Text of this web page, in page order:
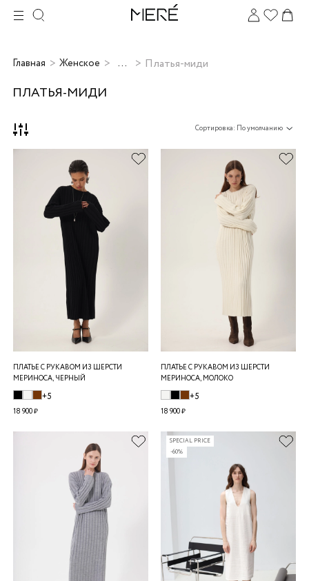
Главная Женское ... Платья-миди
ПЛАТЬЯ-МИДИ
Сортировка: По умолчанию
ПЛАТЬЕ С РУКАВОМ ИЗ ШЕРСТИ
МЕРИНОСА, ЧЕРНЫЙ
+5
18 900 ₽
ПЛАТЬЕ С РУКАВОМ ИЗ ШЕРСТИ
МЕРИНОСА, МОЛОКО
+5
18 900 ₽
SPECIAL PRICE
-60%